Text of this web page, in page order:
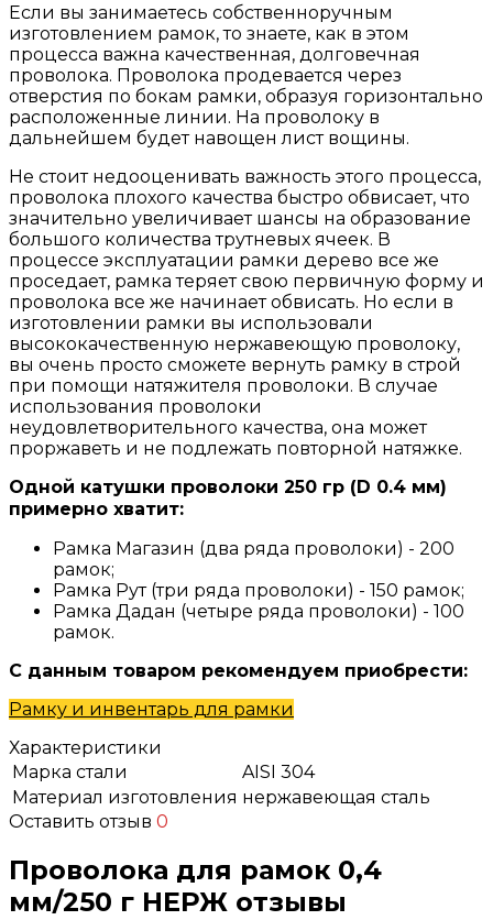
Если вы занимаетесь собственноручным
изготовлением рамок, то знаете, как в этом
процесса важна качественная, долговечная
проволока. Проволока продевается через
отверстия по бокам рамки, образуя горизонтально
расположенные линии. На проволоку в
дальнейшем будет навощен лист вощины.
Не стоит недооценивать важность этого процесса,
проволока плохого качества быстро обвисает, что
значительно увеличивает шансы на образование
большого количества трутневых ячеек. В
процессе эксплуатации рамки дерево все же
проседает, рамка теряет свою первичную форму и
проволока все же начинает обвисать. Но если в
изготовлении рамки вы использовали
высококачественную нержавеющую проволоку,
вы очень просто сможете вернуть рамку в строй
при помощи натяжителя проволоки. В случае
использования проволоки
неудовлетворительного качества, она может
проржаветь и не подлежать повторной натяжке.
Одной катушки проволоки 250 гр (D 0.4 мм)
примерно хватит:
Рамка Магазин (два ряда проволоки) - 200
рамок;
Рамка Рут (три ряда проволоки) - 150 рамок;
Рамка Дадан (четыре ряда проволоки) - 100
рамок.
С данным товаром рекомендуем приобрести:
Рамку и инвентарь для рамки
Характеристики
Марка стали
AISI 304
Материал изготовления нержавеющая сталь
Оставить отзыв 0
Проволока для рамок 0,4
мм/250 г НЕРЖ отзывы